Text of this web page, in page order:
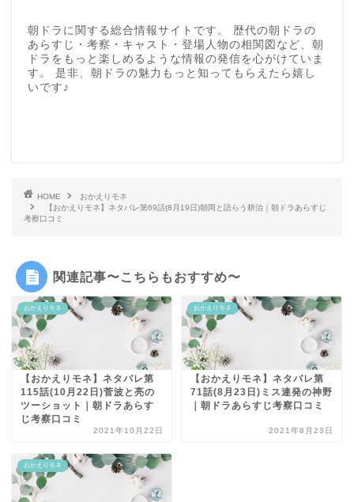
朝ドラに関する総合情報サイトです。 歴代の朝ドラの
あらすじ・考察・キャスト・登場人物の相関図など、朝
ドラをもっと楽しめるような情報の発信を心がけていま
す。 是非、朝ドラの魅力もっと知ってもらえたら嬉し
いです♪
HOME
おかえりモネ
【おかえりモネ】ネタバレ第69話(8月19日)朝岡と語らう耕治｜朝ドラあらすじ
考察口コミ
関連記事〜こちらもおすすめ〜
おかえりモネ
【おかえりモネ】ネタバレ第
115話(10月22日)菅波と亮の
ツーショット｜朝ドラあらす
じ考察口コミ
2021年10月22日
おかえりモネ
【おかえりモネ】ネタバレ第
71話(8月23日)ミス連発の神野
｜朝ドラあらすじ考察口コミ
2021年8月23日
おかえりモネ